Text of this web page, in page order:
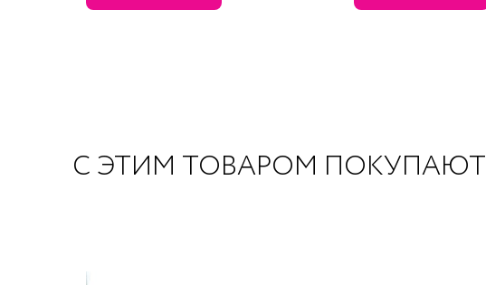
С ЭТИМ ТОВАРОМ ПОКУПАЮТ